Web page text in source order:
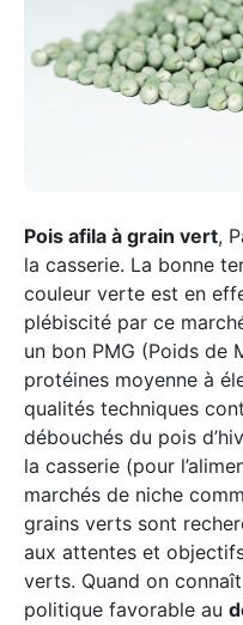
Pois afila à grain vert,
la casserie. La bonne
couleur verte est en
plébiscité par ce
un bon PMG (Poids de
protéines moyenne à
qualités techniques
débouchés du pois
la casserie (pour
marchés de niche
grains verts sont
aux attentes et
verts. Quand on
politique favorable au